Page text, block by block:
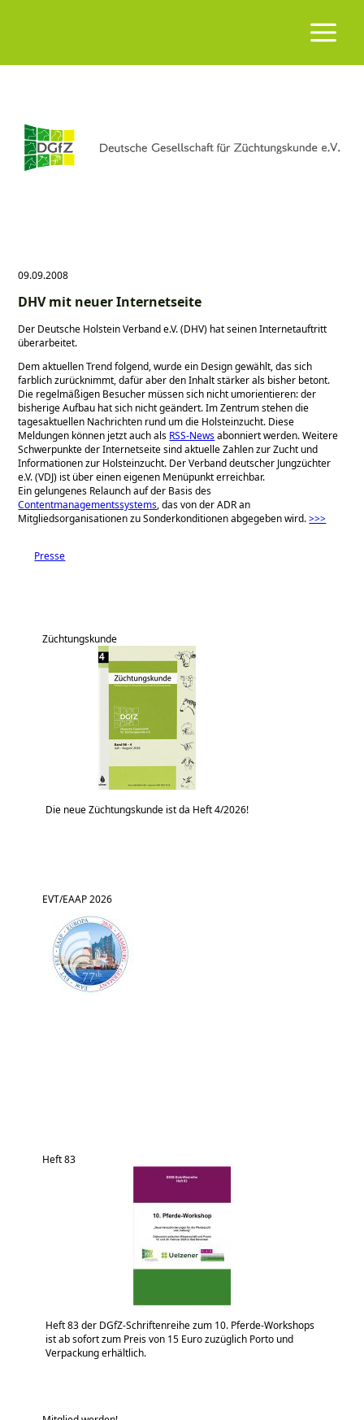
09.09.2008
DHV mit neuer Internetseite
Der Deutsche Holstein Verband e.V. (DHV) hat seinen Internetauftritt
überarbeitet.
Dem aktuellen Trend folgend, wurde ein Design gewählt, das sich
farblich zurücknimmt, dafür aber den Inhalt stärker als bisher betont.
Die regelmäßigen Besucher müssen sich nicht umorientieren: der
bisherige Aufbau hat sich nicht geändert. Im Zentrum stehen die
tagesaktuellen Nachrichten rund um die Holsteinzucht. Diese
Meldungen können jetzt auch als RSS-Newsabonniert werden. Weitere
Schwerpunkte der Internetseite sind aktuelle Zahlen zur Zucht und
Informationen zur Holsteinzucht. Der Verband deutscher Jungzüchter
e.V. (VDJ) ist über einen eigenen Menüpunkt erreichbar.
Ein gelungenes Relaunch auf der Basis des
Contentmanagementssystems, das von der ADR an
Mitgliedsorganisationen zu Sonderkonditionen abgegeben wird.>>>
Presse
Züchtungskunde
Die neue Züchtungskunde ist da Heft 4/2026!
EVT/EAAP 2026
Heft 83
Heft 83 der DGfZ-Schriftenreihe zum 10. Pferde-Workshops
ist ab sofort zum Preis von 15 Euro zuzüglich Porto und
Verpackung erhältlich.